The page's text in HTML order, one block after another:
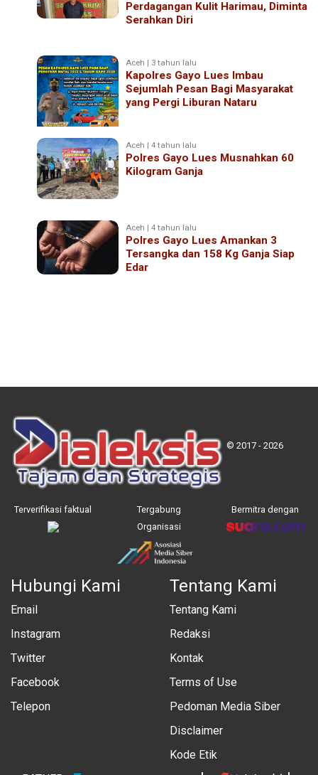
Perdagangan Kulit Harimau, Diminta
Serahkan Diri
Aceh | 3 tahun lalu
Kapolres Gayo Lues Imbau
Sejumlah Pesan Bagi Masyarakat
yang Pergi Liburan Nataru
Aceh | 4 tahun lalu
Polres Gayo Lues Musnahkan 60
Kilogram Ganja
Aceh | 4 tahun lalu
Polres Gayo Lues Amankan 3
Tersangka dan 158 Kg Ganja Siap
Edar
© 2017 - 2026
Terverifikasi faktual
Tergabung
Organisasi
Bermitra dengan
Hubungi Kami
Email
Instagram
Twitter
Facebook
Telepon
Tentang Kami
Tentang Kami
Redaksi
Kontak
Terms of Use
Pedoman Media Siber
Disclaimer
Kode Etik